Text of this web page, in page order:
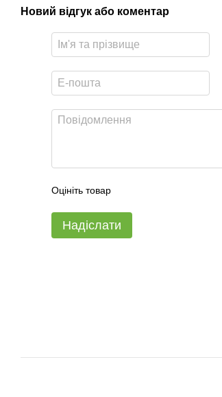
Новий відгук або коментар
Оцініть товар
Надіслати